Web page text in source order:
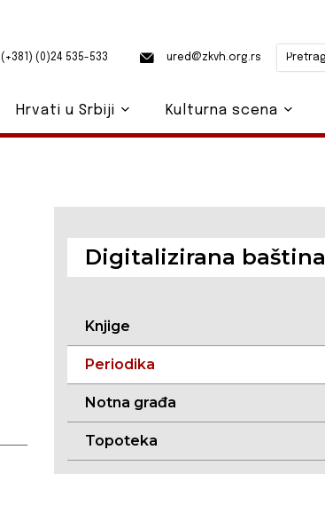
Digitalizirana baština
Knjige
Periodika
Notna građa
Topoteka
(+381) (0)24 535-533 ured@zkvh.org.rs
Hrvati u Srbiji Kulturna scena